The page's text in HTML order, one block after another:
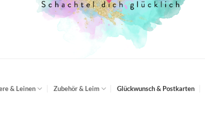
& Leinen Zubehör & Leim Glückwunsch & Postkarten